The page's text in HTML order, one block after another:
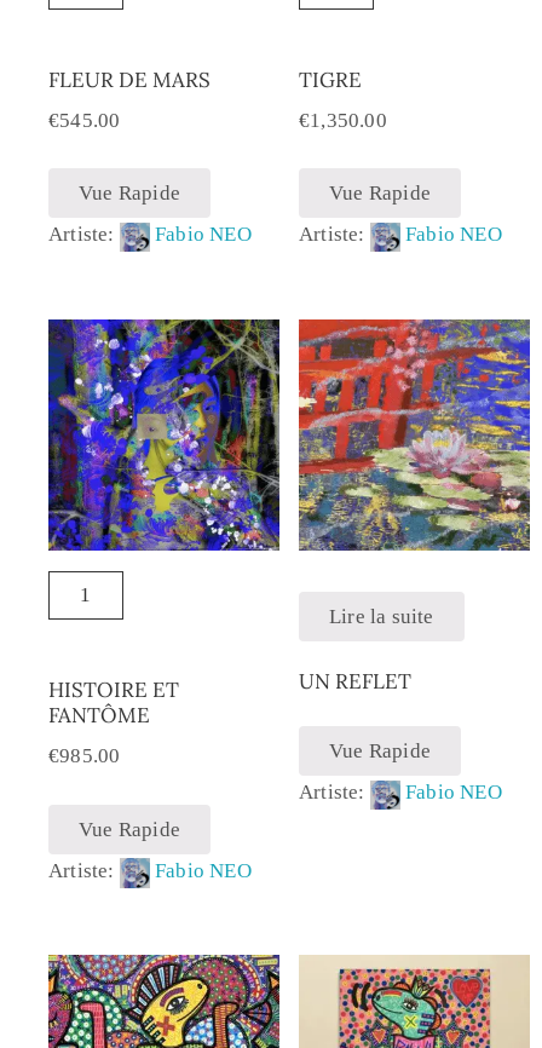
FLEUR DE MARS
€545.00
Vue Rapide
Artiste:
Fabio NEO
TIGRE
€1,350.00
Vue Rapide
Artiste:
Fabio NEO
HISTOIRE ET
FANTÔME
€985.00
Vue Rapide
Artiste:
Fabio NEO
Lire la suite
UN REFLET
Vue Rapide
Artiste:
Fabio NEO